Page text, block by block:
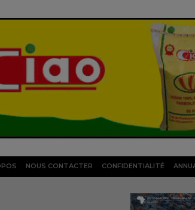
NOUS CONTACTER CONFIDENTIALITÉ